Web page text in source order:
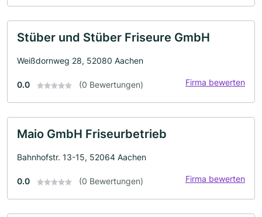
Stüber und Stüber Friseure GmbH
Weißdornweg 28, 52080 Aachen
0.0 (0 Bewertungen) Firma bewerten
Maio GmbH Friseurbetrieb
Bahnhofstr. 13-15, 52064 Aachen
0.0 (0 Bewertungen) Firma bewerten